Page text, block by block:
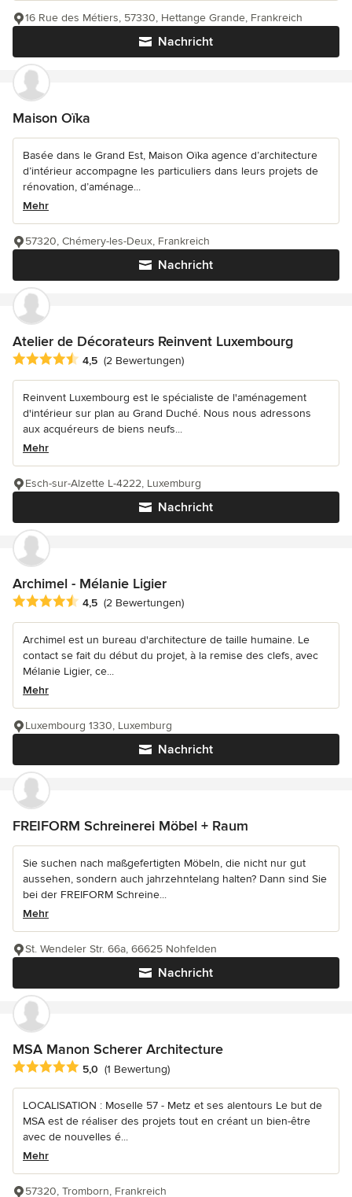
Nachricht
16 Rue des Métiers, 57330, Hettange Grande, Frankreich
Maison Oïka
Basée dans le Grand Est, Maison Oïka agence d’architecture
d’intérieur accompagne les particuliers dans leurs projets de
rénovation, d’aménage...
Mehr
Nachricht
57320, Chémery-les-Deux, Frankreich
Atelier de Décorateurs Reinvent Luxembourg
Durchschnittliche Bewertung: 4.5 von 5 Sternen
4,5 (2 Bewertungen)
Reinvent Luxembourg est le spécialiste de l'aménagement
d'intérieur sur plan au Grand Duché. Nous nous adressons
aux acquéreurs de biens neufs...
Mehr
Nachricht
Esch-sur-Alzette L-4222, Luxemburg
Archimel - Mélanie Ligier
Durchschnittliche Bewertung: 4.5 von 5 Sternen
4,5 (2 Bewertungen)
Archimel est un bureau d'architecture de taille humaine. Le
contact se fait du début du projet, à la remise des clefs, avec
Mélanie Ligier, ce...
Mehr
Nachricht
Luxembourg 1330, Luxemburg
FREIFORM Schreinerei Möbel + Raum
Sie suchen nach maßgefertigten Möbeln, die nicht nur gut
aussehen, sondern auch jahrzehntelang halten? Dann sind Sie
bei der FREIFORM Schreine...
Mehr
Nachricht
St. Wendeler Str. 66a, 66625 Nohfelden
MSA Manon Scherer Architecture
Durchschnittliche Bewertung: 5 von 5 Sternen
5,0 (1 Bewertung)
LOCALISATION : Moselle 57 - Metz et ses alentours Le but de
MSA est de réaliser des projets tout en créant un bien-être
avec de nouvelles é...
Mehr
57320, Tromborn, Frankreich